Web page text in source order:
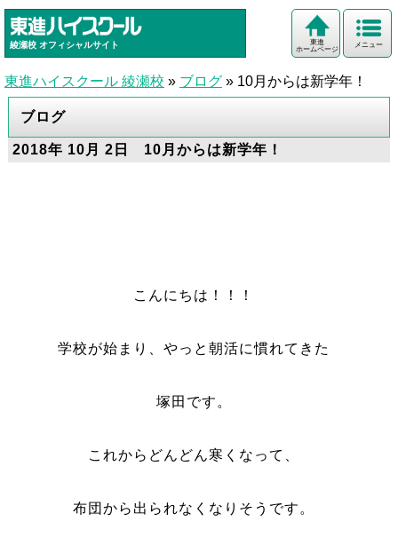
綾瀬校 オフィシャルサイト メニュー
東進
ホームページ
東進ハイスクール 綾瀬校 » ブログ » 10月からは新学年！
ブログ
2018年 10月 2日 10月からは新学年！
こんにちは！！！
学校が始まり、やっと朝活に慣れてきた
塚田です。
これからどんどん寒くなって、
布団から出られなくなりそうです。